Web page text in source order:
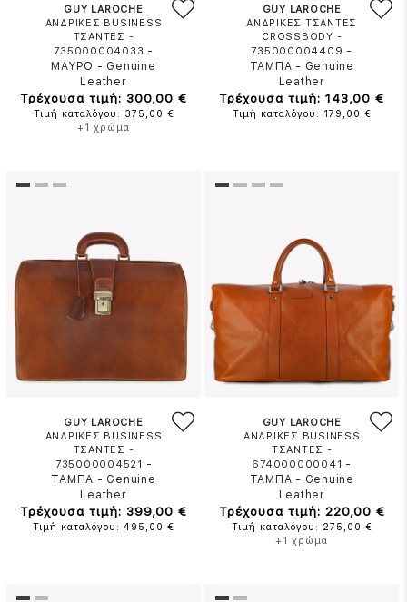
GUY LAROCHE
ΑΝΔΡΙΚΕΣ BUSINESS
ΤΣΑΝΤΕΣ -
735000004033 -
ΜΑΥΡΟ - Genuine
Leather
Τρέχουσα τιμή: 300,00 €
Τιμή καταλόγου: 375,00 €
+1 χρώμα
GUY LAROCHE
ΑΝΔΡΙΚΕΣ ΤΣΑΝΤΕΣ
CROSSBODY -
735000004409 -
ΤΑΜΠΑ - Genuine
Leather
Τρέχουσα τιμή: 143,00 €
Τιμή καταλόγου: 179,00 €
GUY LAROCHE
ΑΝΔΡΙΚΕΣ BUSINESS
ΤΣΑΝΤΕΣ -
735000004521 -
ΤΑΜΠΑ - Genuine
Leather
Τρέχουσα τιμή: 399,00 €
Τιμή καταλόγου: 495,00 €
GUY LAROCHE
ΑΝΔΡΙΚΕΣ BUSINESS
ΤΣΑΝΤΕΣ -
674000000041 -
ΤΑΜΠΑ - Genuine
Leather
Τρέχουσα τιμή: 220,00 €
Τιμή καταλόγου: 275,00 €
+1 χρώμα